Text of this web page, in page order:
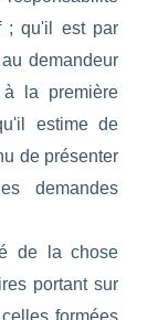
; qu'il est par
demandeur
la première
estime de
de présenter
demandes
de la chose
portant sur
formées